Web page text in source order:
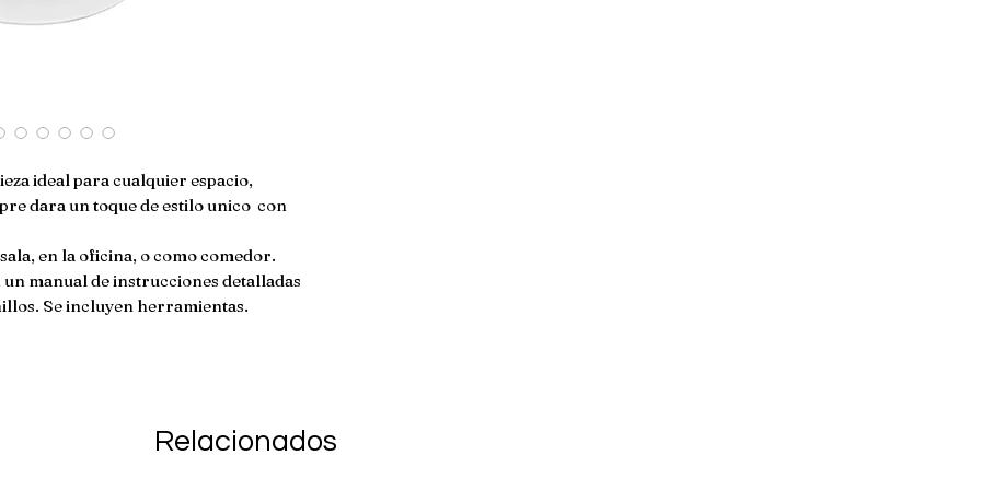
ideal para cualquier espacio,
dara un toque de estilo unico con
en la oficina, o como comedor.
manual de instrucciones detalladas
Se incluyen herramientas.
Relacionados